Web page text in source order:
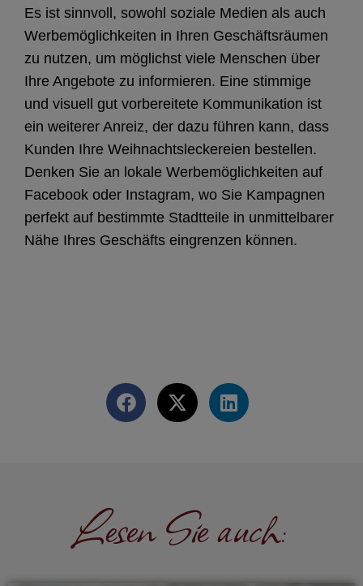
Es ist sinnvoll, sowohl soziale Medien als auch
Werbemöglichkeiten in Ihren Geschäftsräumen
zu nutzen, um möglichst viele Menschen über
Ihre Angebote zu informieren. Eine stimmige
und visuell gut vorbereitete Kommunikation ist
ein weiterer Anreiz, der dazu führen kann, dass
Kunden Ihre Weihnachtsleckereien bestellen.
Denken Sie an lokale Werbemöglichkeiten auf
Facebook oder Instagram, wo Sie Kampagnen
perfekt auf bestimmte Stadtteile in unmittelbarer
Nähe Ihres Geschäfts eingrenzen können.
Lesen Sie auch: